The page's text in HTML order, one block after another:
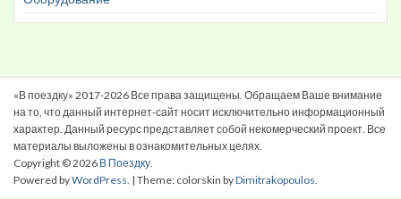
«В поездку» 2017-2026 Все права защищены. Обращаем Ваше внимание
на то, что данный интернет-сайт носит исключительно информационный
характер. Данный ресурс представляет собой некомерческий проект. Все
материалы выложены в ознакомительных целях.
Copyright © 2026 В Поездку.
Powered byWordPress. | Theme: colorskin byDimitrakopoulos.